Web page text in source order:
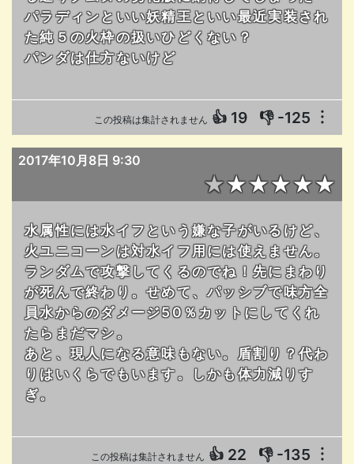
パラディンといい妖精王といい最近実装され
た純５の火枠の扱いひどくない？
パンダは仕方ないけど
この投稿は集計されません 👍 19 👎 -125 ︙
2017年10月8日 9:30
★★★★★★
水属性には水イフという嫌な子がいるけど、
火ユニコーンは対水イフ用には使えません。
ランダムで攻撃してくるのでね！先にまわり
が死んで終わり。せめて、パッシブで味方全
員水からのダメージ50％カットにしてくれ
たらまだマシ。
あと、現人になる意味もない。盾割り？代わ
りはいくらでもいます。しかも体力減りす
ぎ。
この投稿は集計されません 👍 22 👎 -135 ︙